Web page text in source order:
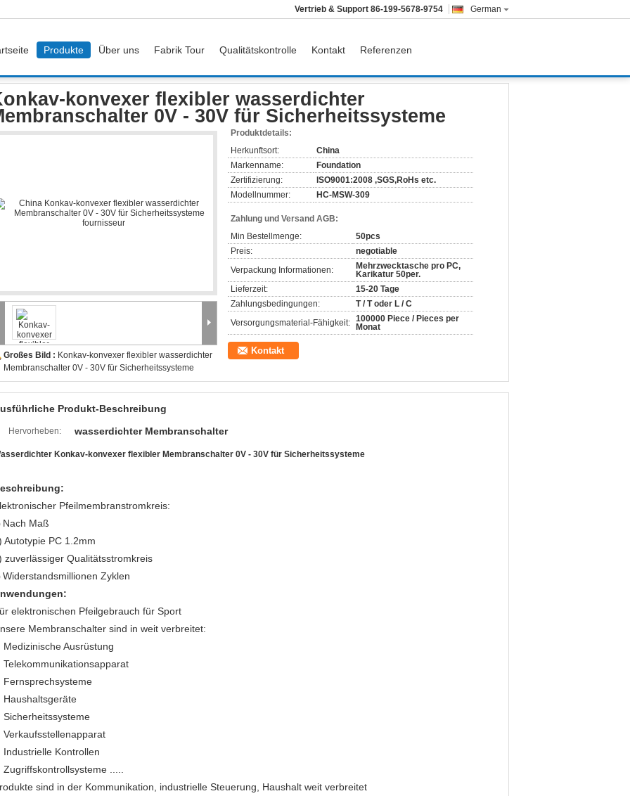
German
Vertrieb & Support 86-199-5678-9754
Produkte Über uns Fabrik Tour Qualitätskontrolle Kontakt Referenzen
konvexer flexibler wasserdichter
0V - 30V für Sicherheitssysteme
Großes Bild : Konkav-konvexer flexibler wasserdichter
Membranschalter 0V - 30V für Sicherheitssysteme
Produktdetails:
Herkunftsort:
China
Markenname:
Foundation
Zertifizierung:
ISO9001:2008 ,SGS,RoHs etc.
Modellnummer:
HC-MSW-309
Zahlung und Versand AGB:
Min Bestellmenge:
50pcs
Preis:
negotiable
Verpackung Informationen:
Mehrzwecktasche pro PC,
Karikatur 50per.
Lieferzeit:
15-20 Tage
Zahlungsbedingungen:
T / T oder L / C
Versorgungsmaterial-Fähigkeit: 100000 Piece / Pieces per
Monat
Kontakt
Produkt-Beschreibung
Hervorheben: wasserdichter Membranschalter
Konkav-konvexer flexibler Membranschalter 0V - 30V für Sicherheitssysteme
Pfeilmembranstromkreis:
Nach Maß
Autotypie PC 1.2mm
zuverlässiger Qualitätsstromkreis
Widerstandsmillionen Zyklen
elektronischen Pfeilgebrauch für Sport
Membranschalter sind in weit verbreitet:
Medizinische Ausrüstung
Telekommunikationsapparat
Fernsprechsysteme
Haushaltsgeräte
Sicherheitssysteme
Verkaufsstellenapparat
Industrielle Kontrollen
Zugriffskontrollsysteme .....
sind in der Kommunikation, industrielle Steuerung, Haushalt weit verbreitet